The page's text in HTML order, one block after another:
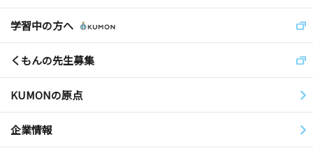
学習中の方へ
くもんの先生募集
KUMONの原点
企業情報